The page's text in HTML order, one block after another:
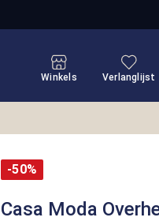
Winkels
Je
Verlanglijst
-50%
Casa Moda